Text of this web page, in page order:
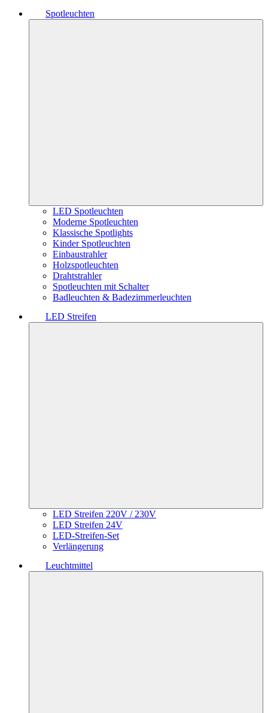
Spotleuchten
LED Spotleuchten
Moderne Spotleuchten
Klassische Spotlights
Kinder Spotleuchten
Einbaustrahler
Holzspotleuchten
Drahtstrahler
Spotleuchten mit Schalter
Badleuchten & Badezimmerleuchten
LED Streifen
LED Streifen 220V / 230V
LED Streifen 24V
LED-Streifen-Set
Verlängerung
Leuchtmittel